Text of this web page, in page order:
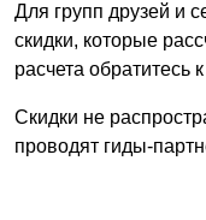
Для групп друзей и
скидки, которые
расчета обратитесь
Скидки не
проводят гиды-